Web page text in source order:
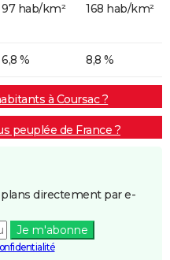
97 hab/km² 168 hab/km²
6,8 % 8,8 %
à Coursac ?
peuplée de France ?
directement par e-
Je m'abonne